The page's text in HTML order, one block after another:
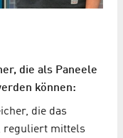
die als Paneele
können:
die das
reguliert mittels